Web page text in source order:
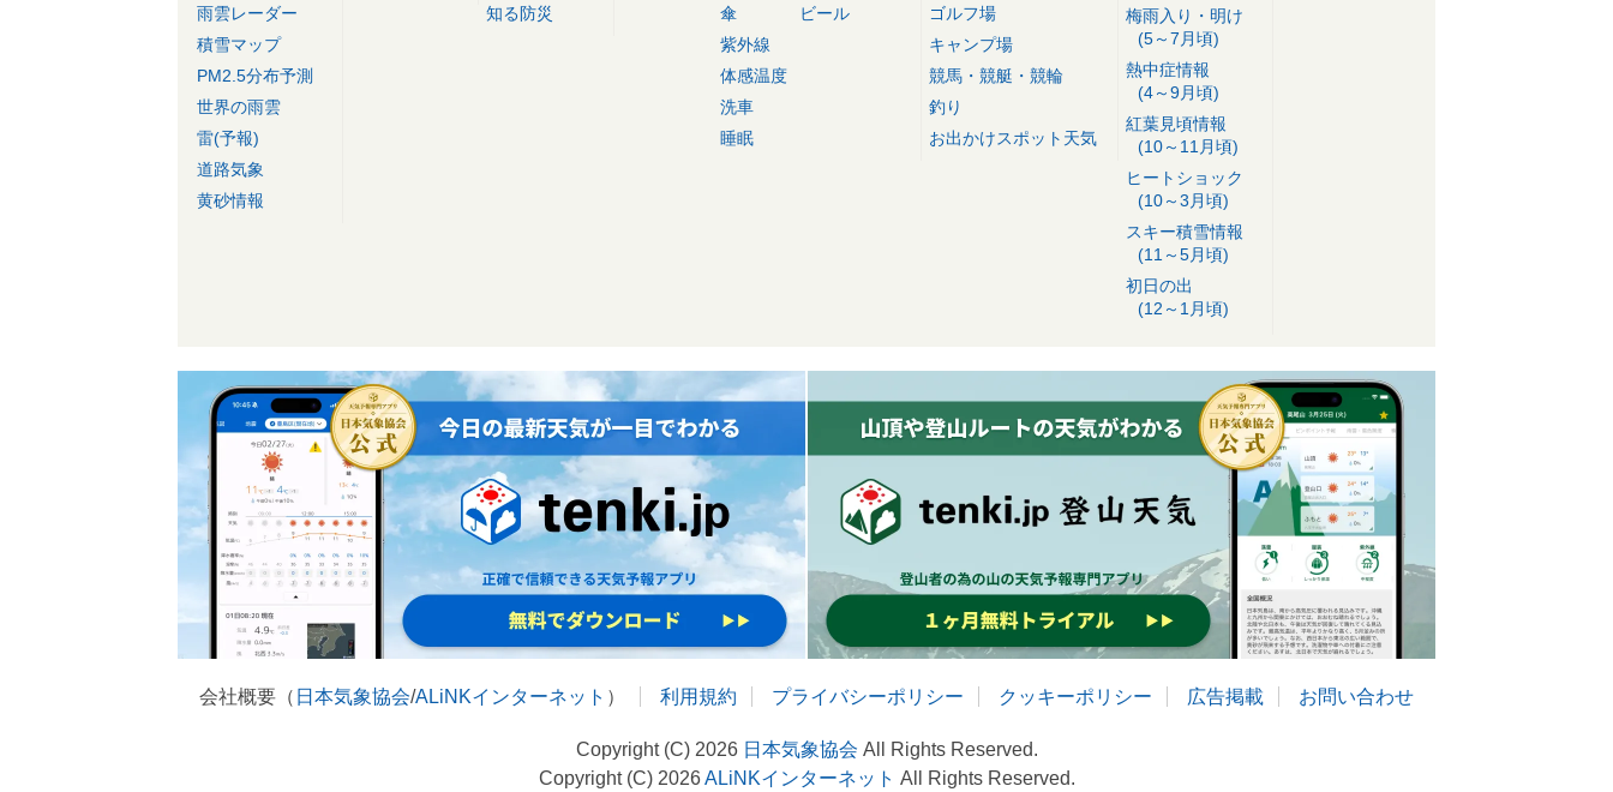
雨雲レーダー
積雪マップ
PM2.5分布予測
世界の雨雲
雷(予報)
道路気象
黄砂情報
知る防災
傘
紫外線
体感温度
洗車
睡眠
ビール
ゴルフ場
キャンプ場
競馬・競艇・競輪
釣り
お出かけスポット天気
梅雨入り・明け
(5～7月頃)
熱中症情報
(4～9月頃)
紅葉見頃情報
(10～11月頃)
ヒートショック
(10～3月頃)
スキー積雪情報
(11～5月頃)
初日の出
(12～1月頃)
会社概要（ 日本気象協会/ALiNKインターネット ） 利用規約 プライバシーポリシー クッキーポリシー 広告掲載 お問い合わせ
Copyright (C) 2026 日本気象協会 All Rights Reserved.
Copyright (C) 2026ALiNKインターネット All Rights Reserved.